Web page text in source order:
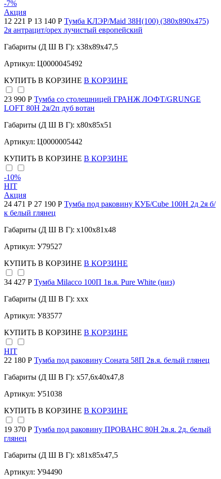
-7%
Акция
12 221 Р 13 140 Р Тумба КЛЭР/Maid 38Н(100) (380х890х475)
2я антрацит/орех лучистый европейский
Габариты (Д Ш В Г): x38x89x47,5
Артикул: Ц0000045492
КУПИТЬ В КОРЗИНЕ В КОРЗИНЕ
23 990 Р Тумба со столешницей ГРАНЖ ЛОФТ/GRUNGE
LOFT 80Н 2я/2п дуб вотан
Габариты (Д Ш В Г): x80x85x51
Артикул: Ц0000005442
КУПИТЬ В КОРЗИНЕ В КОРЗИНЕ
-10%
HIT
Акция
24 471 Р 27 190 Р Тумба под раковину КУБ/Cube 100Н 2д 2я б/
к белый глянец
Габариты (Д Ш В Г): x100x81x48
Артикул: У79527
КУПИТЬ В КОРЗИНЕ В КОРЗИНЕ
34 427 Р Тумба Milacco 100П 1в.я. Pure White (низ)
Габариты (Д Ш В Г): xxx
Артикул: У83577
КУПИТЬ В КОРЗИНЕ В КОРЗИНЕ
HIT
22 180 Р Тумба под раковину Соната 58П 2в.я. белый глянец
Габариты (Д Ш В Г): x57,6x40x47,8
Артикул: У51038
КУПИТЬ В КОРЗИНЕ В КОРЗИНЕ
19 370 Р Тумба под раковину ПРОВАНС 80Н 2в.я. 2д. белый
глянец
Габариты (Д Ш В Г): x81x85x47,5
Артикул: У94490